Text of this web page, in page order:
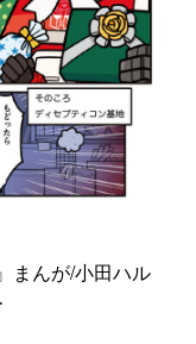
まんが/小田ハル